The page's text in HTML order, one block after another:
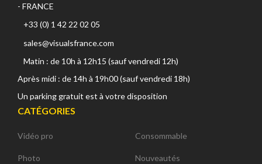
- FRANCE
+33 (0) 1 42 22 02 05
sales@visualsfrance.com
Matin : de 10h à 12h15 (sauf vendredi 12h)
Après midi : de 14h à 19h00 (sauf vendredi 18h)
Un parking gratuit est à votre disposition
CATÉGORIES
Vidéo pro
Photo
Consommable
Nouveautés